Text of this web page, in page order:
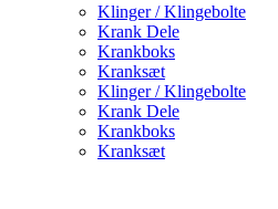
Klinger / Klingebolte
Krank Dele
Krankboks
Kranksæt
Klinger / Klingebolte
Krank Dele
Krankboks
Kranksæt